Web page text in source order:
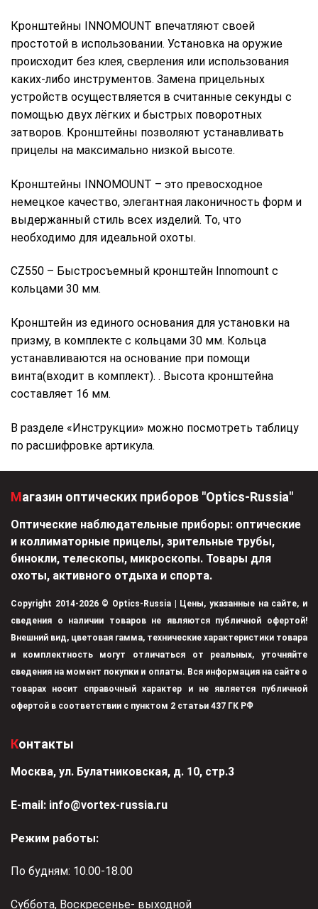
Кронштейны INNOMOUNT впечатляют своей
простотой в использовании. Установка на оружие
происходит без клея, сверления или использования
каких-либо инструментов. Замена прицельных
устройств осуществляется в считанные секунды с
помощью двух лёгких и быстрых поворотных
затворов. Кронштейны позволяют устанавливать
прицелы на максимально низкой высоте.
Кронштейны INNOMOUNT – это превосходное
немецкое качество, элегантная лаконичность форм и
выдержанный стиль всех изделий. То, что
необходимо для идеальной охоты.
CZ550 – Быстросъемный кронштейн Innomount с
кольцами 30 мм.
Кронштейн из единого основания для установки на
призму, в комплекте с кольцами 30 мм. Кольца
устанавливаются на основание при помощи
винта(входит в комплект). . Высота кронштейна
составляет 16 мм.
В разделе «Инструкции» можно посмотреть таблицу
по расшифровке артикула.
Магазин оптических приборов "Optics-Russia"
Оптические наблюдательные приборы: оптические
и коллиматорные прицелы, зрительные трубы,
бинокли, телескопы, микроскопы. Товары для
охоты, активного отдыха и спорта.
Copyright 2014-2026 © Optics-Russia | Цены, указанные на сайте, и
сведения о наличии товаров не являются публичной офертой!
Внешний вид, цветовая гамма, технические характеристики товара
и комплектность могут отличаться от реальных, уточняйте
сведения на момент покупки и оплаты. Вся информация на сайте о
товарах носит справочный характер и не является публичной
офертой в соответствии с пунктом 2 статьи 437 ГК РФ
Контакты
Москва, ул. Булатниковская, д. 10, стр.3
Е-mail: info@vortex-russia.ru
Режим работы:
По будням: 10.00-18.00
Суббота, Воскресенье- выходной